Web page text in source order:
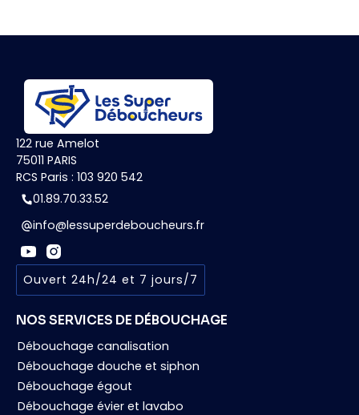
122 rue Amelot
75011 PARIS
RCS Paris : 103 920 542
01.89.70.33.52
info@lessuperdeboucheurs.fr
Ouvert 24h/24 et 7 jours/7
NOS SERVICES DE DÉBOUCHAGE
Débouchage canalisation
Débouchage douche et siphon
Débouchage égout
Débouchage évier et lavabo